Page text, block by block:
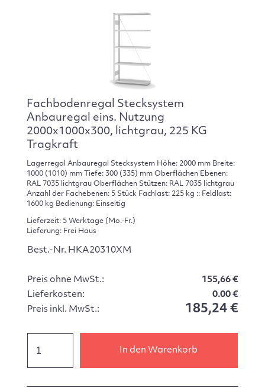
Fachbodenregal Stecksystem
Anbauregal eins. Nutzung
2000x1000x300, lichtgrau, 225 KG
Tragkraft
Lagerregal Anbauregal Stecksystem Höhe: 2000 mm Breite:
1000 (1010) mm Tiefe: 300 (335) mm Oberflächen Ebenen:
RAL 7035 lichtgrau Oberflächen Stützen: RAL 7035 lichtgrau
Anzahl der Fachebenen: 5 Stück Fachlast: 225 kg :: Feldlast:
1600 kg Bedienung: Einseitig
Lieferzeit: 5 Werktage (Mo.-Fr.)
Lieferung: Frei Haus
Best.-Nr. HKA20310XM
Preis ohne MwSt.:
155,66 €
Lieferkosten:
0.00 €
Preis inkl. MwSt.:
185,24 €
In den Warenkorb